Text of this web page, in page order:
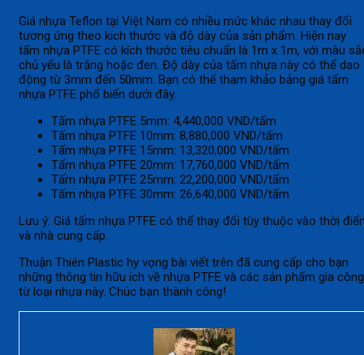
Giá nhựa Teflon tại Việt Nam có nhiều mức khác nhau thay đổi
tương ứng theo kích thước và độ dày của sản phẩm. Hiện nay
tấm nhựa PTFE có kích thước tiêu chuẩn là 1m x 1m, với màu
chủ yếu là trắng hoặc đen. Độ dày của tấm nhựa này có thể dao
động từ 3mm đến 50mm. Bạn có thể tham khảo bảng giá tấm
nhựa PTFE phổ biến dưới đây.
Tấm nhựa PTFE 5mm: 4,440,000 VND/tấm
Tấm nhựa PTFE 10mm: 8,880,000 VND/tấm
Tấm nhựa PTFE 15mm: 13,320,000 VND/tấm
Tấm nhựa PTFE 20mm: 17,760,000 VND/tấm
Tấm nhựa PTFE 25mm: 22,200,000 VND/tấm
Tấm nhựa PTFE 30mm: 26,640,000 VND/tấm
Lưu ý: Giá tấm nhựa PTFE có thể thay đổi tùy thuộc vào thời
và nhà cung cấp.
Thuận Thiên Plastic hy vọng bài viết trên đã cung cấp cho bạn
những thông tin hữu ích về nhựa PTFE và các sản phẩm gia công
từ loại nhựa này. Chúc bạn thành công!